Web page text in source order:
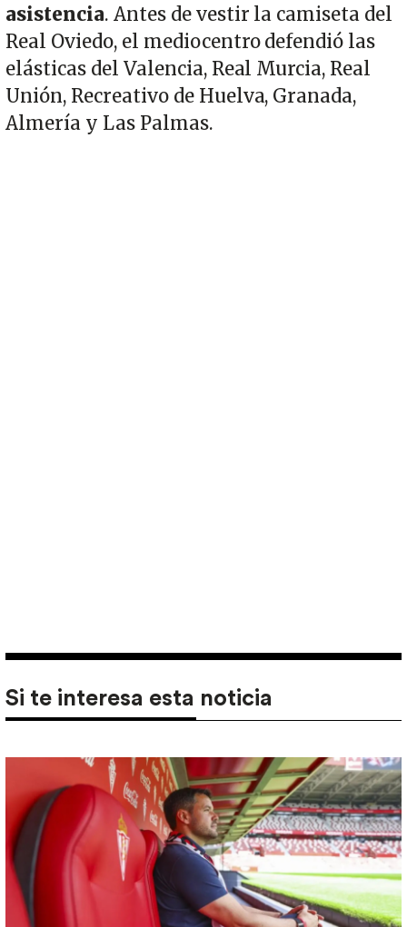
asistencia. Antes de vestir la camiseta del
Real Oviedo, el mediocentro defendió las
elásticas del Valencia, Real Murcia, Real
Unión, Recreativo de Huelva, Granada,
Almería y Las Palmas.
Si te interesa esta noticia